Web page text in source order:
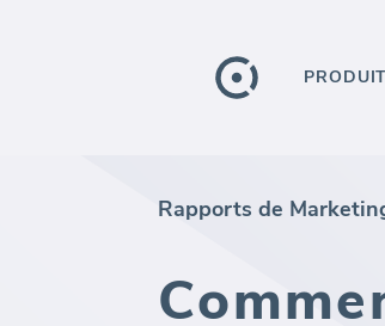
PRODUIT
Rapports de